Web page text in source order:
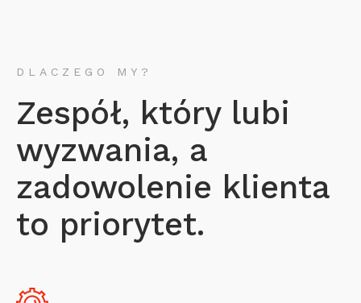
DLACZEGO MY?
Zespół, który lubi
wyzwania, a
zadowolenie klienta
to priorytet.